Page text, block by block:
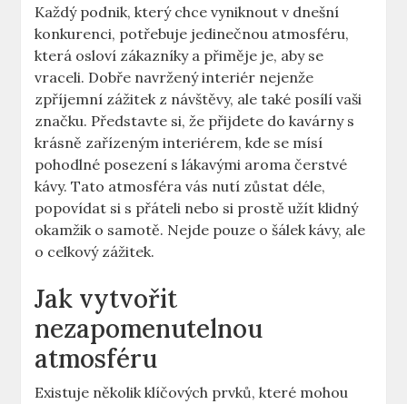
Každý podnik, který chce vyniknout v dnešní
konkurenci, potřebuje jedinečnou atmosféru,
která osloví zákazníky a přiměje je, aby se
vraceli. Dobře navržený interiér nejenže
zpříjemní zážitek z návštěvy, ale také posílí vaši
značku. Představte si, že přijdete do kavárny s
krásně zařízeným interiérem, kde se mísí
pohodlné posezení s lákavými aroma čerstvé
kávy. Tato atmosféra vás nutí zůstat déle,
popovídat si s přáteli nebo si prostě užít klidný
okamžik o samotě. Nejde pouze o šálek kávy, ale
o celkový zážitek.
Jak vytvořit
nezapomenutelnou
atmosféru
Existuje několik klíčových prvků, které mohou